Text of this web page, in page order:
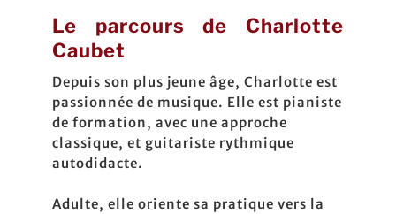
Le parcours de Charlotte
Caubet
Depuis son plus jeune âge, Charlotte est
passionnée de musique. Elle est pianiste
de formation, avec une approche
classique, et guitariste rythmique
autodidacte.
Adulte, elle oriente sa pratique vers la